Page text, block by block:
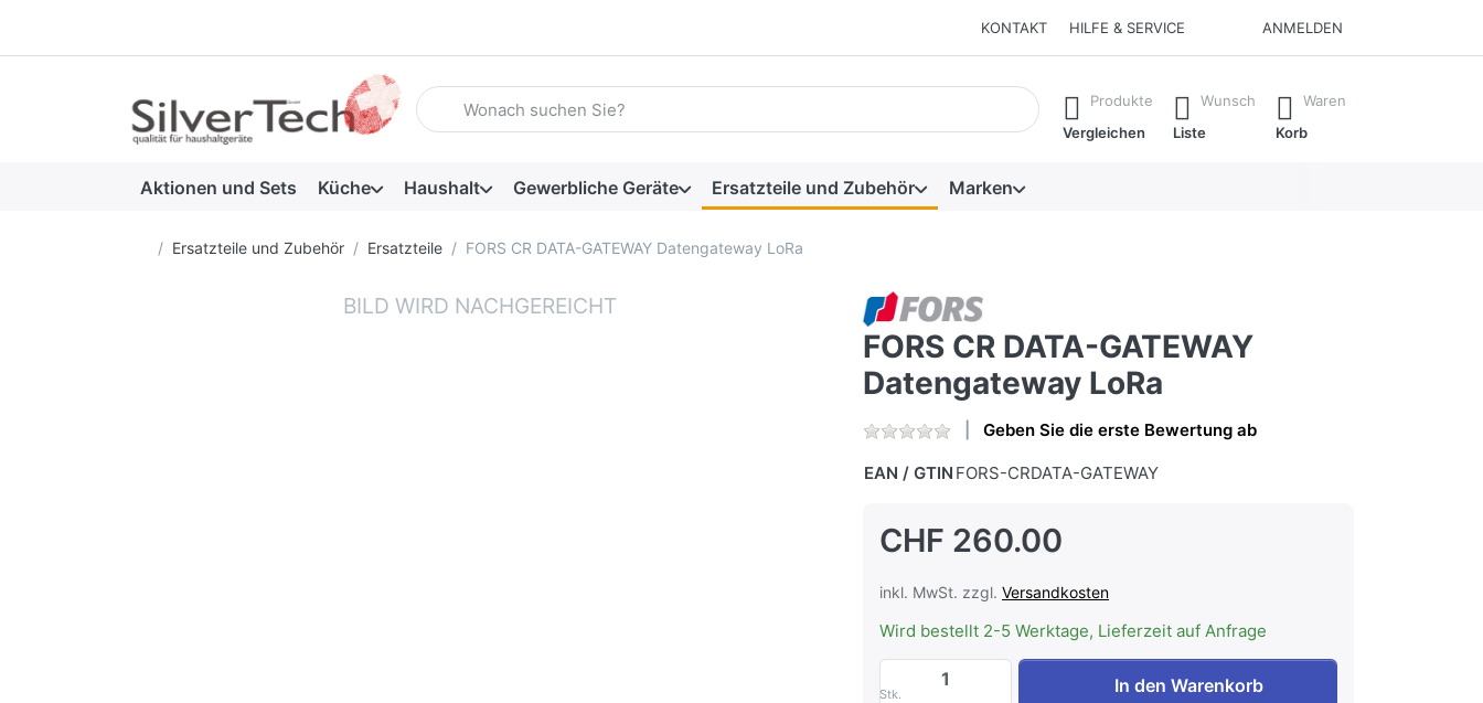
KONTAKT HILFE & SERVICE ANMELDEN
Geben Sie einen Suchbegriff ein. Während Sie tippen, erscheinen automatisch erste Ergebnisse. Drücken Sie die Eingabetaste, um alle
Produkte
Vergleichen
Wunsch
Liste
Waren
Korb
Aktionen und Sets Küche Haushalt Gewerbliche Geräte Ersatzteile und Zubehör Marken
Startseite
Ersatzteile und Zubehör Ersatzteile FORS CR DATA-GATEWAY Datengateway LoRa
FORS CR DATA-GATEWAY
Datengateway LoRa
Geben Sie die erste Bewertung ab
EAN / GTIN FORS-CRDATA-GATEWAY
CHF 260.00
inkl. MwSt. zzgl. Versandkosten
Wird bestellt 2-5 Werktage, Lieferzeit auf Anfrage
Stk.
FORS CR DATA-GATEWAY Datengateway LoRa zu CHF
In den Warenkorb